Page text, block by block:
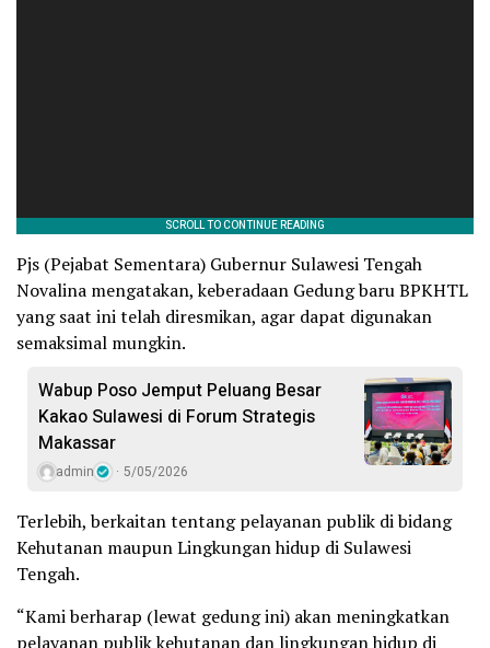
Pjs (Pejabat Sementara) Gubernur Sulawesi Tengah
Novalina mengatakan, keberadaan Gedung baru BPKHTL
yang saat ini telah diresmikan, agar dapat digunakan
semaksimal mungkin.
Wabup Poso Jemput Peluang Besar
Kakao Sulawesi di Forum Strategis
Makassar
admin 5/05/2026
Terlebih, berkaitan tentang pelayanan publik di bidang
Kehutanan maupun Lingkungan hidup di Sulawesi
Tengah.
“Kami berharap (lewat gedung ini) akan meningkatkan
pelayanan publik kehutanan dan lingkungan hidup di